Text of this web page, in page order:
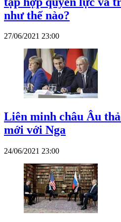
như thế nào?
27/06/2021 23:00
Liên minh châu Âu
mới với Nga
24/06/2021 23:00